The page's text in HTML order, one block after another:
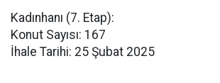
Kadınhanı (7. Etap):
Konut Sayısı: 167
İhale Tarihi: 25 Şubat 2025